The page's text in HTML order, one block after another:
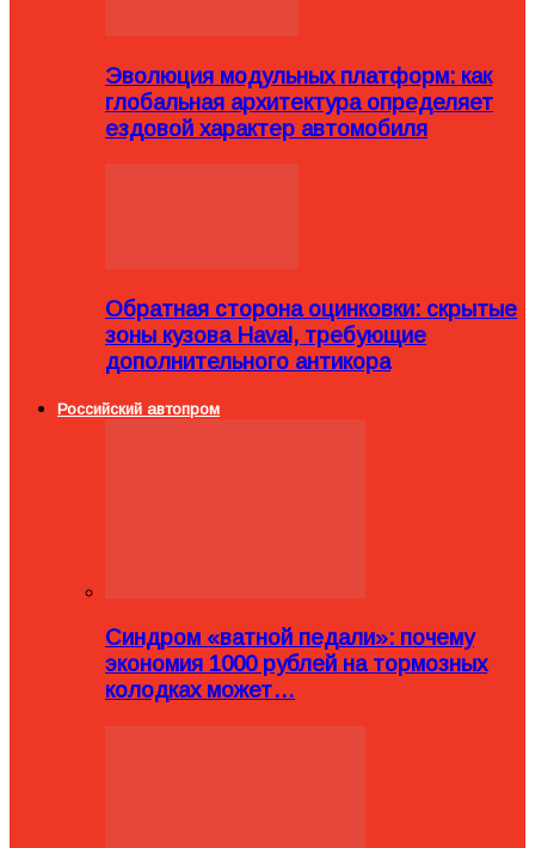
Эволюция модульных платформ: как
глобальная архитектура определяет
ездовой характер автомобиля
Обратная сторона оцинковки: скрытые
зоны кузова Haval, требующие
дополнительного антикора
Российский автопром
Синдром «ватной педали»: почему
экономия 1000 рублей на тормозных
колодках может…